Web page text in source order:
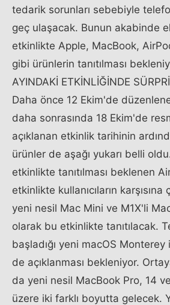
tedarik sorunları sebebiyle
geç ulaşacak. Bunun akabinde
etkinlikte Apple, MacBook,
gibi ürünlerin tanıtılması
AYINDAKİ ETKİNLİĞİNDE
Daha önce 12 Ekim'de
daha sonrasında 18 Ekim'de
açıklanan etkinlik tarihinin
ürünler de aşağı yukarı belli
etkinlikte tanıtılması beklenen
etkinlikte kullanıcıların
yeni nesil Mac Mini ve M1X'li
olarak bu etkinlikte tanıtılacak.
başladığı yeni macOS Monterey
de açıklanması bekleniyor.
da yeni nesil MacBook Pro, 14
üzere iki farklı boyutta gelecek.